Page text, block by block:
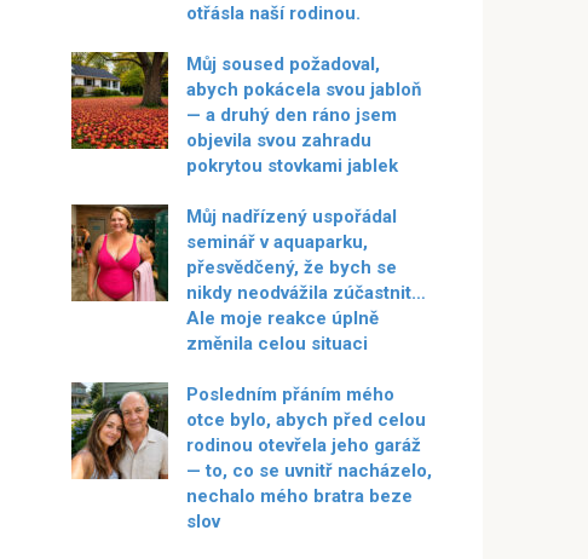
otřásla naší rodinou.
Můj soused požadoval,
abych pokácela svou jabloň
— a druhý den ráno jsem
objevila svou zahradu
pokrytou stovkami jablek
Můj nadřízený uspořádal
seminář v aquaparku,
přesvědčený, že bych se
nikdy neodvážila zúčastnit…
Ale moje reakce úplně
změnila celou situaci
Posledním přáním mého
otce bylo, abych před celou
rodinou otevřela jeho garáž
— to, co se uvnitř nacházelo,
nechalo mého bratra beze
slov